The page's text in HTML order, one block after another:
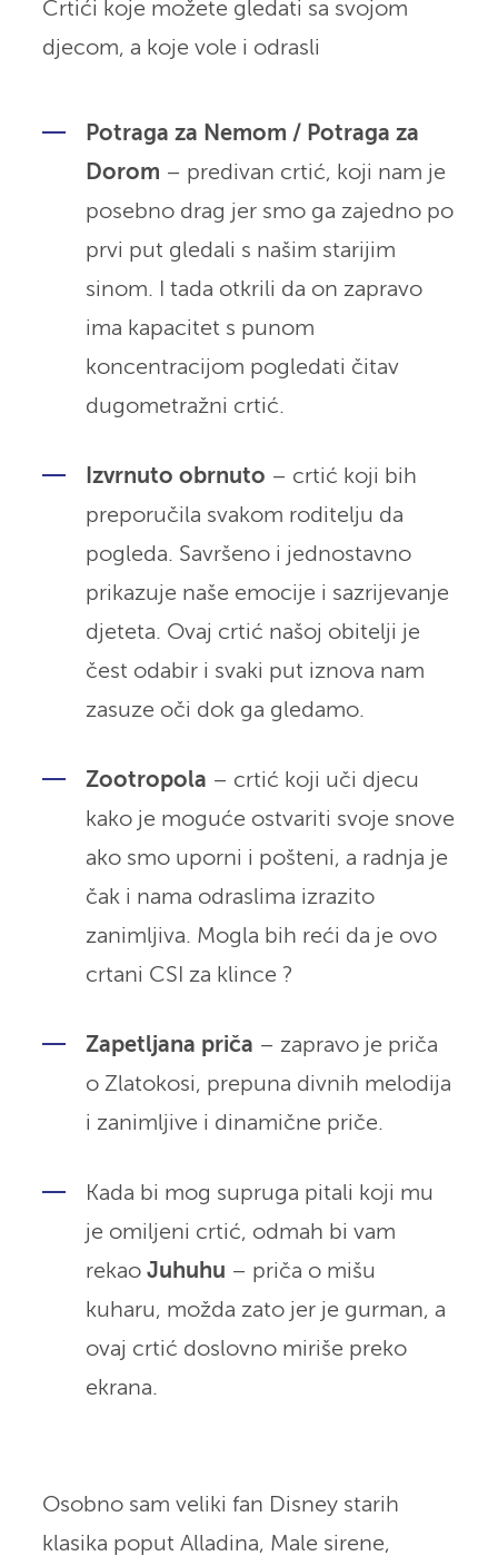
Crtići koje možete gledati sa svojom
djecom, a koje vole i odrasli
Potraga za Nemom / Potraga za
Dorom – predivan crtić, koji nam je
posebno drag jer smo ga zajedno po
prvi put gledali s našim starijim
sinom. I tada otkrili da on zapravo
ima kapacitet s punom
koncentracijom pogledati čitav
dugometražni crtić.
Izvrnuto obrnuto – crtić koji bih
preporučila svakom roditelju da
pogleda. Savršeno i jednostavno
prikazuje naše emocije i sazrijevanje
djeteta. Ovaj crtić našoj obitelji je
čest odabir i svaki put iznova nam
zasuze oči dok ga gledamo.
Zootropola – crtić koji uči djecu
kako je moguće ostvariti svoje snove
ako smo uporni i pošteni, a radnja je
čak i nama odraslima izrazito
zanimljiva. Mogla bih reći da je ovo
crtani CSI za klince ?
Zapetljana priča – zapravo je priča
o Zlatokosi, prepuna divnih melodija
i zanimljive i dinamične priče.
Kada bi mog supruga pitali koji mu
je omiljeni crtić, odmah bi vam
rekao Juhuhu – priča o mišu
kuharu, možda zato jer je gurman, a
ovaj crtić doslovno miriše preko
ekrana.
Osobno sam veliki fan Disney starih
klasika poput Alladina, Male sirene,